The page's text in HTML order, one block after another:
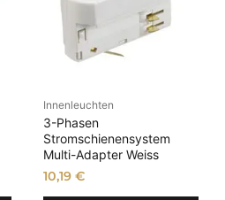
Innenleuchten
3-Phasen
Stromschienensystem
Multi-Adapter Weiss
10,19 €